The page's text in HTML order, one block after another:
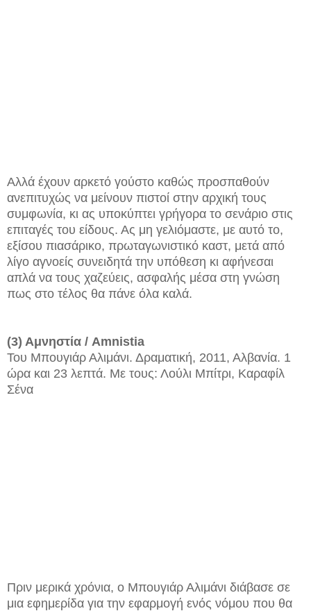
Αλλά έχουν αρκετό γούστο καθώς προσπαθούν
ανεπιτυχώς να μείνουν πιστοί στην αρχική τους
συμφωνία, κι ας υποκύπτει γρήγορα το σενάριο στις
επιταγές του είδους. Ας μη γελιόμαστε, με αυτό το,
εξίσου πιασάρικο, πρωταγωνιστικό καστ, μετά από
λίγο αγνοείς συνειδητά την υπόθεση κι αφήνεσαι
απλά να τους χαζεύεις, ασφαλής μέσα στη γνώση
πως στο τέλος θα πάνε όλα καλά.
(3) Αμνηστία / Amnistia
Του Μπουγιάρ Αλιμάνι. Δραματική, 2011, Αλβανία. 1
ώρα και 23 λεπτά. Με τους: Λούλι Μπίτρι, Καραφίλ
Σένα
Πριν μερικά χρόνια, ο Μπουγιάρ Αλιμάνι διάβασε σε
μια εφημερίδα για την εφαρμογή ενός νόμου που θα